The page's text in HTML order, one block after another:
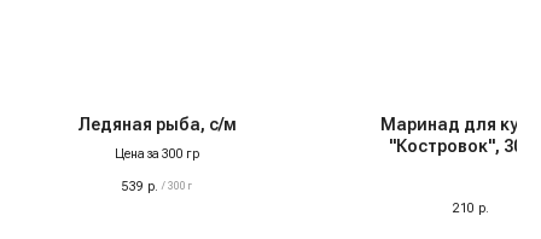
Ледяная рыба, с/м
Цена за 300 гр
539 р. / 300 г
Маринад для
"Костровок", 300
210 р.